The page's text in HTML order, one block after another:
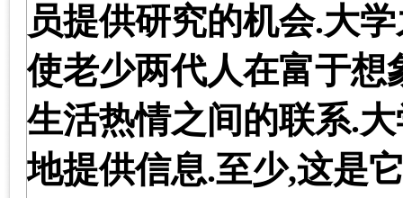
员提供研究的机会.大
使老少两代人在富于想
生活热情之间的联系.
地提供信息.至少,这是